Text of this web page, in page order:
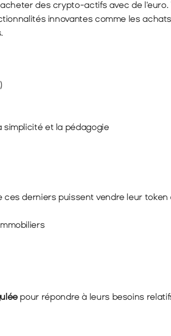
des crypto-actifs avec de l'euro.
innovantes comme les
simplicité et la pédagogie
derniers puissent vendre leur
pour répondre à leurs besoins